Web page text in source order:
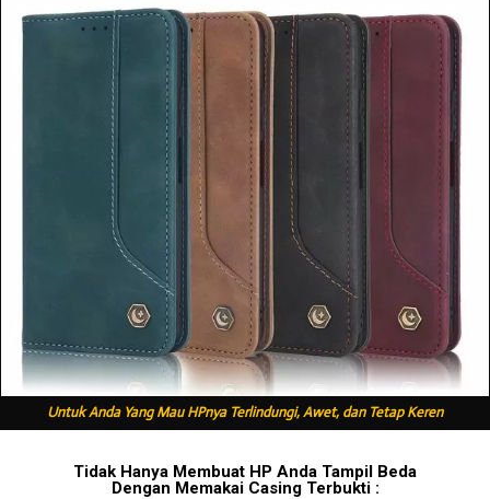
Untuk Anda Yang Mau HPnya Terlindungi, Awet, dan Tetap Keren
Tidak Hanya Membuat HP Anda Tampil Beda
Dengan Memakai Casing Terbukti :